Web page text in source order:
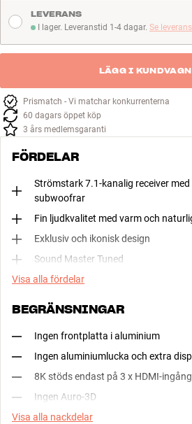
Läs mer
I lager. Leveranstid 1-4 dagar
I lager. Leveranstid 1-4 dagar. Se
LEVERANS
LÄGG I KUNDVAGN
Prismatch - Vi matchar konkurrenterna
60 dagars öppet köp
3 års medlemsgaranti
FÖRDELAR
Strömstark 7.1-kanalig receiver
subwoofrar
Fin ljudkvalitet med varm och
Exklusiv och ikonisk design
Sound Master Tuned
Visa alla fördelar
BEGRÄNSNINGAR
Ingen frontplatta i aluminium
Ingen aluminiumlucka och extra
8K stöds endast på 3 x HDMI-
Ingen Auro-3D
Visa alla nackdelar